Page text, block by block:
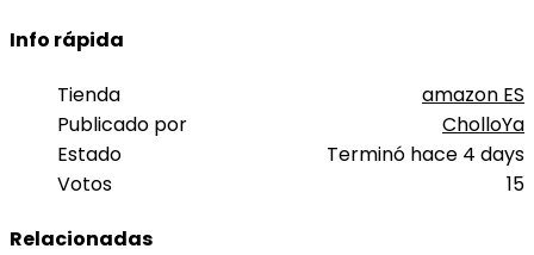
Info rápida
Tienda
amazon ES
Publicado por
CholloYa
Estado
Terminó hace 4 days
Votos
15
Relacionadas